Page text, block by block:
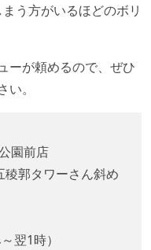
う方がいるほどのボリ
ーが頼めるので、ぜひ
。
園前店
郭タワーさん斜め
翌1時）